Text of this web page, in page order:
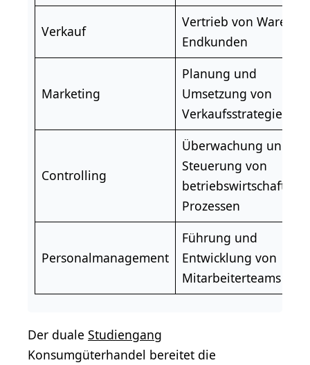
Verkauf
Vertrieb von Waren
Endkunden
Marketing
Planung und
Umsetzung von
Verkaufsstrategien
Controlling
Überwachung und
Steuerung von
Prozessen
Personalmanagement
Führung und
Entwicklung von
Mitarbeiterteams
Der duale Studiengang
Konsumgüterhandel bereitet die